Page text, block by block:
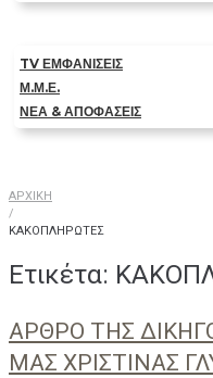
TV ΕΜΦΑΝΙΣΕΙΣ
Μ.Μ.Ε.
ΝΕΑ & ΑΠΟΦΑΣΕΙΣ
ΑΡΧΙΚΗ
/
ΚΑΚΟΠΛΗΡΩΤΕΣ
Ετικέτα:
ΑΡΘΡΟ ΤΗΣ
ΜΑΣ ΧΡΙΣΤΙΝΑΣ